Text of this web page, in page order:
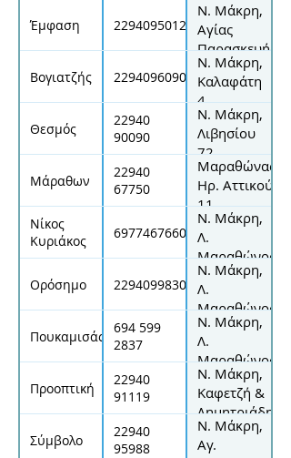
Έμφαση 2294095012
Ν. Μάκρη,
Αγίας
Παρασκευής
6
Βογιατζής 2294096090
Ν. Μάκρη,
Καλαφάτη
4
Θεσμός
22940
90090
Ν. Μάκρη,
Λιβησίου
72
Μάραθων
22940
67750
Μαραθώνας,
Ηρ. Αττικού
11
Νίκος
Κυριάκος
6977467660
Ν. Μάκρη,
Λ.
Μαραθώνος
116
Ορόσημο 2294099830
Ν. Μάκρη,
Λ.
Μαραθώνος
79
Πουκαμισάς
694 599
2837
Ν. Μάκρη,
Λ.
Μαραθώνος
118
Προοπτική
22940
91119
Ν. Μάκρη,
Καφετζή &
Δημητριάδη
Σύμβολο
22940
95988
Ν. Μάκρη,
Αγ.